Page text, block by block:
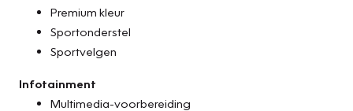
Premium kleur
Sportonderstel
Sportvelgen
Infotainment
Multimedia-voorbereiding